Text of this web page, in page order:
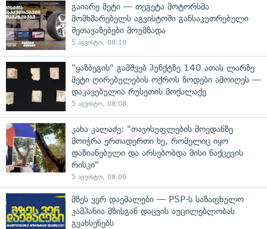
გაიარე მეტი — თეგეტა მოტორსმა
მომხმარებელს აგვისტოში განსაკუთრებული
შეთავაზებები მოუმზადა
5 აგვისტო, 08:10
"ყაზბეგის" გამშვებ პუნქტზე 140 ათას ლარზე
მეტი ღირებულების ოქროს ზოდები ამოიღეს —
დაკავებულია რუსეთის მოქალაქე
5 აგვისტო, 08:08
კახა კალაძე: "თავისუფლების მოედანზე
მოიჭრა ერთადერთი ხე, რომელიც იყო
დაზიანებული და არსებობდა მისი წაქცევის
რისკი"
5 აგვისტო, 08:00
მზეს ვერ დაემალები — PSP-ს საზაფხულო
კამპანია მზისგან დაცვის აუცილებლობას
გვახსენებს